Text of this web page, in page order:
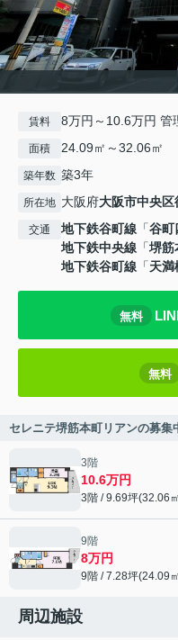
賃料 8万円～10.6万円 管
面積 24.09㎡～32.06㎡
築年数 築3年
所在地 大阪府大阪市中央区
交通 地下鉄谷町線 「谷町
地下鉄中央線 「堺筋
地下鉄谷町線 「天満
無料
無料
セレニテ堺筋本町リアンの募集
3階
10.6万円
3階 / 9.69坪(32.06
9階
8万円
9階 / 7.28坪(24.09
周辺施設